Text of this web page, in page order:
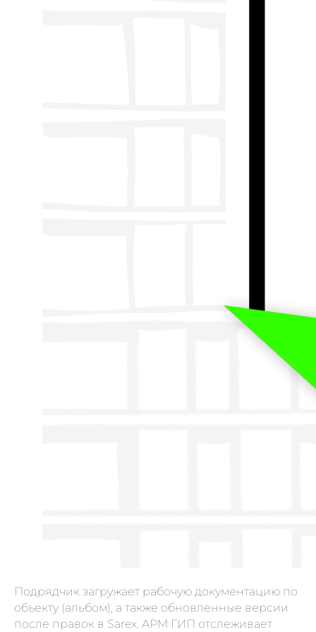
Подрядчик загружает рабочую документацию по
объекту (альбом), а также обновленные версии
после правок в Sarex. АРМ ГИП отслеживает